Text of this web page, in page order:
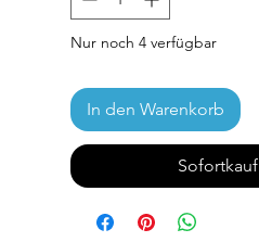
Nur noch 4 verfügbar
In den Warenkorb
Sofortkauf